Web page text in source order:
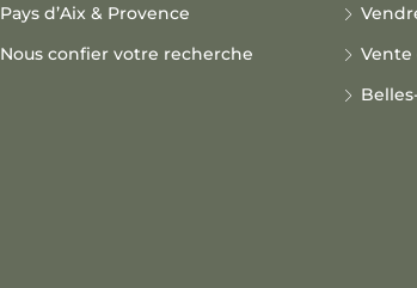
Pays d’Aix & Provence
Nous confier votre recherche
Vente